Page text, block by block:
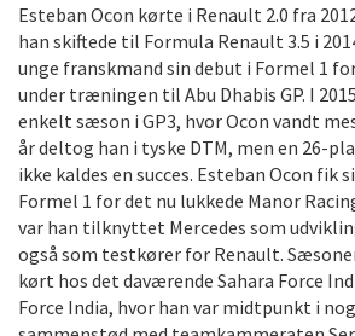
Esteban Ocon kørte i Renault 2.0 fra
han skiftede til Formula Renault 3.5 i
unge franskmand sin debut i Formel 1
under træningen til Abu Dhabis GP. I
enkelt sæson i GP3, hvor Ocon vandt
år deltog han i tyske DTM, men en 26-
ikke kaldes en succes. Esteban Ocon fik
Formel 1 for det nu lukkede Manor
var han tilknyttet Mercedes som
også som testkører for Renault.
kørt hos det daværende Sahara Force
Force India, hvor han var midtpunkt i